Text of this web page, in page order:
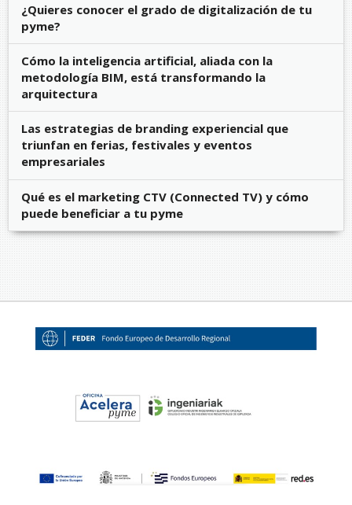
¿Quieres conocer el grado de digitalización de tu
pyme?
Cómo la inteligencia artificial, aliada con la
metodología BIM, está transformando la
arquitectura
Las estrategias de branding experiencial que
triunfan en ferias, festivales y eventos
empresariales
Qué es el marketing CTV (Connected TV) y cómo
puede beneficiar a tu pyme